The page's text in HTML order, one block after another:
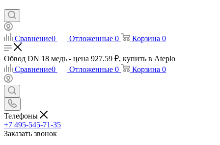
Сравнение0 Отложенные 0 Корзина 0
Обвод DN 18 медь - цена 927.59 ₽, купить в Ateplo
Сравнение0 Отложенные 0 Корзина 0
Телефоны
+7 495-545-71-35
Заказать звонок